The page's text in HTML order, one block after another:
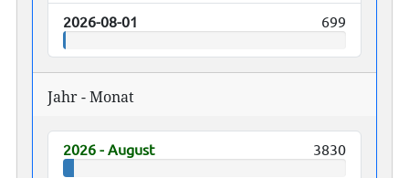
2026-08-01 699
Jahr - Monat
2026 - August 3830